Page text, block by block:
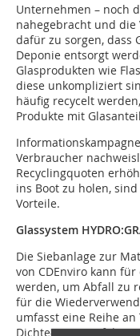
Unternehmen – noch
nahegebracht und
dafür zu sorgen, dass
Deponie entsorgt
Glasprodukten wie
diese unkompliziert
häufig recycelt
Produkte mit
Verbraucher
Recyclingquoten
ins Boot zu holen,
Vorteile.
Glassystem
Die Siebanlage zur
von CDEnviro kann
werden, um Abfall zu
für die
umfasst eine Reihe
Dichte-